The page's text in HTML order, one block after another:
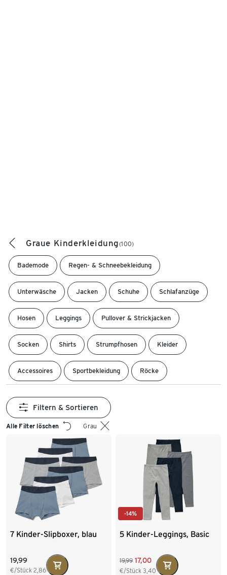
Graue Kinderkleidung(100)
Bademode Regen- & Schneebekleidung
Unterwäsche Jacken Schuhe Schlafanzüge
Hosen Leggings Pullover & Strickjacken
Socken Shirts Strumpfhosen Kleider
Accessoires Sportbekleidung Röcke
Alle Filter löschen Grau
Filtern & Sortieren
7 Kinder-Slipboxer, blau
19,99
€/Stück 2,86
-14%
5 Kinder-Leggings, Basic
19,99 17,00
€/Stück 3,40